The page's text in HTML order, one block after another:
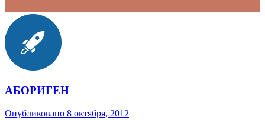
АБОРИГЕН
Опубликовано 8 октября, 2012